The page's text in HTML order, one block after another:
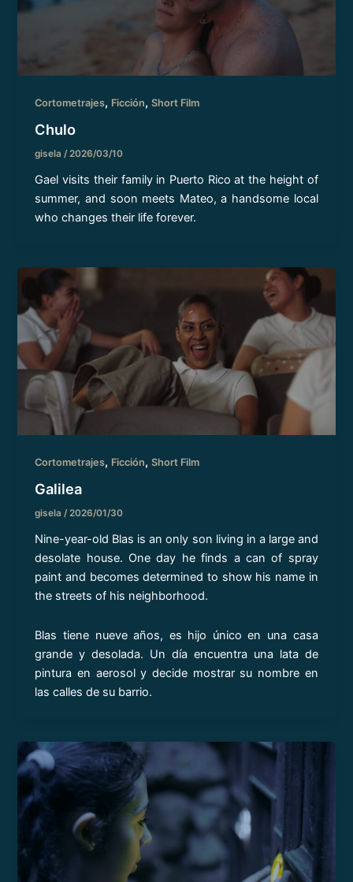
Cortometrajes, Ficción,Short Film
Chulo
gisela/2026/03/10
Gael visits their family in Puerto Rico at the height of
summer, and soon meets Mateo, a handsome local
who changes their life forever.
Cortometrajes, Ficción,Short Film
Galilea
gisela/2026/01/30
Nine-year-old Blas is an only son living in a large and
desolate house. One day he finds a can of spray
paint and becomes determined to show his name in
the streets of his neighborhood.
Blas tiene nueve años, es hijo único en una casa
grande y desolada. Un día encuentra una lata de
pintura en aerosol y decide mostrar su nombre en
las calles de su barrio.